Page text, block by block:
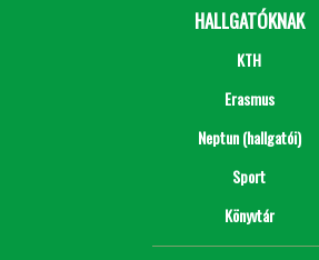
HALLGATÓKNAK
KTH
Erasmus
Neptun (hallgatói)
Sport
Könyvtár